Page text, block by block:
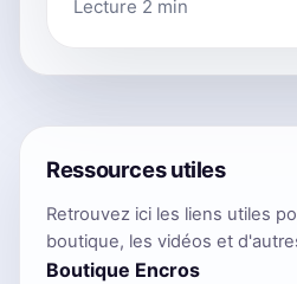
Lecture 2 min
Ressources utiles
Retrouvez ici les liens utiles
boutique, les vidéos et
Boutique Encros